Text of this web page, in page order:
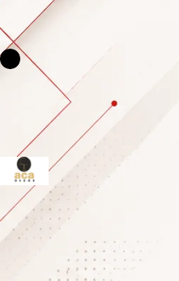
ΧΡΩΜΑ
Μάυρο
ΚΑΤΑΣΚΕΥΑΣΤΗΣ
ACA DECOR
STOCK STATUS
Για την πώληση